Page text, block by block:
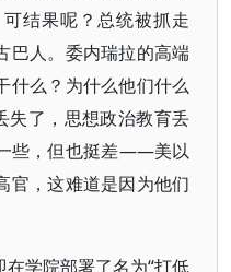
结果呢？总统被抓走
巴人。委内瑞拉的高端
什么？为什么他们什么
失了，思想政治教育丢
些，但也挺差——美以
官，这难道是因为他们
学院部署了名为“打低